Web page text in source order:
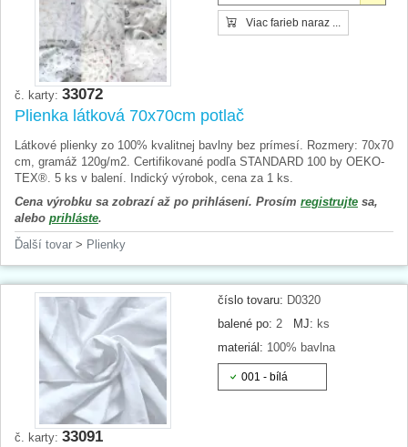
Viac farieb naraz ...
č. karty: 33072
Plienka látková 70x70cm potlač
Látkové plienky zo 100% kvalitnej bavlny bez prímesí. Rozmery: 70x70
cm, gramáž 120g/m2. Certifikované podľa STANDARD 100 by OEKO-
TEX®. 5 ks v balení. Indický výrobok, cena za 1 ks.
Cena výrobku sa zobrazí až po prihlásení. Prosím registrujte sa,
alebo prihláste.
Ďalší tovar > Plienky
číslo tovaru: D0320
balené po: 2 MJ: ks
materiál: 100% bavlna
001 - bílá
č. karty: 33091